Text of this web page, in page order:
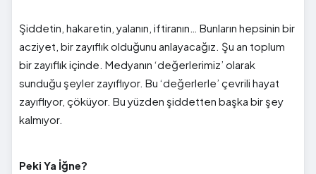
Şiddetin, hakaretin, yalanın, iftiranın… Bunların hepsinin bir
acziyet, bir zayıflık olduğunu anlayacağız. Şu an toplum
bir zayıflık içinde. Medyanın ‘değerlerimiz’ olarak
sunduğu şeyler zayıflıyor. Bu ‘değerlerle’ çevrili hayat
zayıflıyor, çöküyor. Bu yüzden şiddetten başka bir şey
kalmıyor.
Peki Ya İğne?